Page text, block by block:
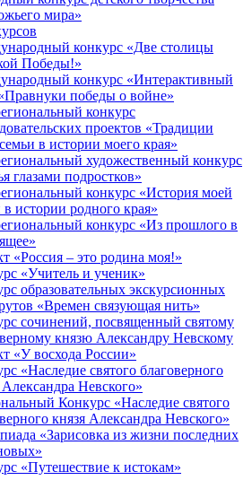
мира»
конкурс «Две столицы
Победы!»
конкурс «Интерактивный
победы о войне»
конкурс
проектов «Традиции
в истории моего края»
художественный конкурс
глазами подростков»
конкурс «История моей
в истории родного края»
конкурс «Из прошлого в
«Россия – это родина моя!»
«Учитель и ученик»
образовательных экскурсионных
«Времен связующая нить»
сочинений, посвященный святому
князю Александру Невскому
«У восхода России»
«Наследие святого благоверного
Александра Невского»
Конкурс «Наследие святого
князя Александра Невского»
«Зарисовка из жизни последних
«Путешествие к истокам»